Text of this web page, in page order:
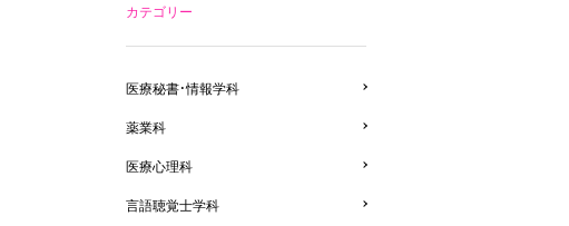
カテゴリー
医療秘書・情報学科
薬業科
医療心理科
言語聴覚士学科